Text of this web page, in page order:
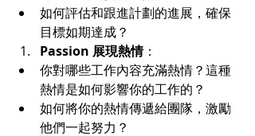
如何評估和跟進計劃的進展，確保
目標如期達成？
Passion 展現熱情：
你對哪些工作內容充滿熱情？這種
熱情是如何影響你的工作的？
如何將你的熱情傳遞給團隊，激勵
他們一起努力？